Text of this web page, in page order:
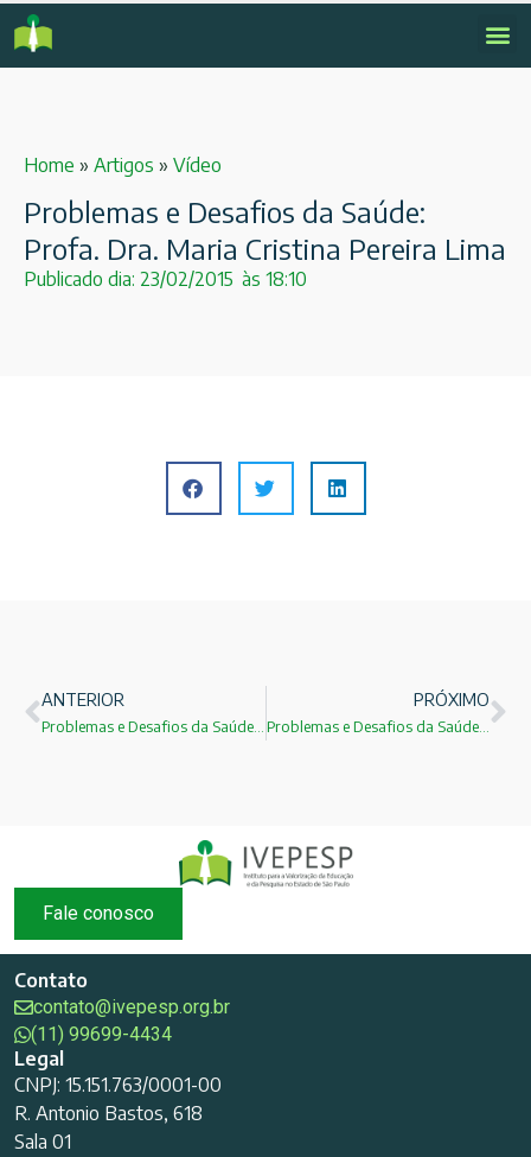
Home » Artigos » Vídeo
Problemas e Desafios da Saúde:
Profa. Dra. Maria Cristina Pereira Lima
Publicado dia: 23/02/2015 às 18:10
ANTERIOR
Problemas e Desafios da Saúde: Prof.Dr.Marcelo de Franco
PRÓXIMO
Problemas e Desafios da Saúde: Prof. Dr. Sergio Fernando Rodrigues Zanetta
Fale conosco
Contato
contato@ivepesp.org.br
(11) 99699-4434
Legal
CNPJ: 15.151.763/0001-00
R. Antonio Bastos, 618
Sala 01